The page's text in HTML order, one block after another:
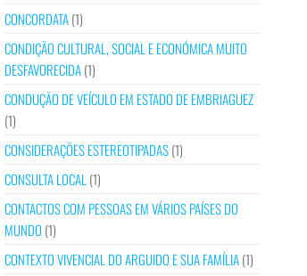
CONCORDATA(1)
CONDIÇÃO CULTURAL, SOCIAL E ECONÓMICA MUITO
DESFAVORECIDA(1)
CONDUÇÃO DE VEÍCULO EM ESTADO DE EMBRIAGUEZ
(1)
CONSIDERAÇÕES ESTEREOTIPADAS(1)
CONSULTA LOCAL (1)
CONTACTOS COM PESSOAS EM VÁRIOS PAÍSES DO
MUNDO (1)
CONTEXTO VIVENCIAL DO ARGUIDO E SUA FAMÍLIA(1)